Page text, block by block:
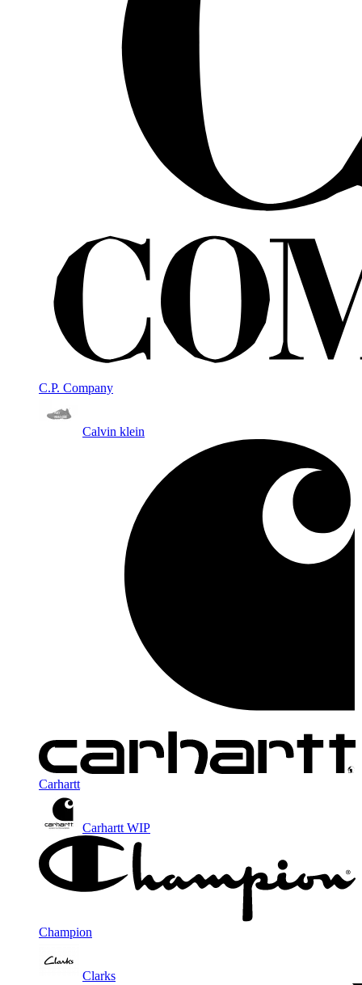
C.P. Company
Calvin klein
Carhartt
Carhartt WIP
Champion
Clarks